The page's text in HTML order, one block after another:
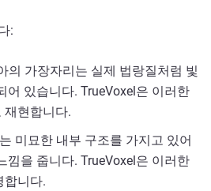
:
의 가장자리는 실제 법랑질처럼 빛
어 있습니다. TrueVoxel은 이러한
재현합니다.
미묘한 내부 구조를 가지고 있어
낌을 줍니다. TrueVoxel은 이러한
합니다.